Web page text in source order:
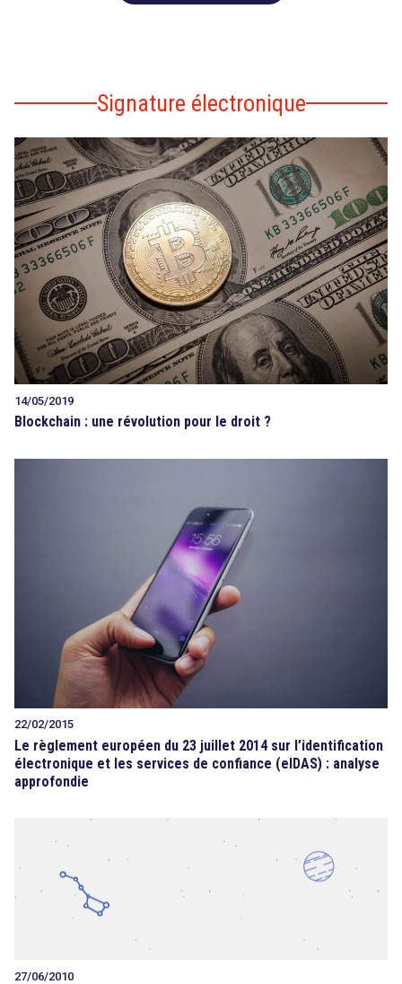
Signature électronique
14/05/2019
Blockchain : une révolution pour le droit ?
22/02/2015
Le règlement européen du 23 juillet 2014 sur l’identification
électronique et les services de confiance (eIDAS) : analyse
approfondie
27/06/2010